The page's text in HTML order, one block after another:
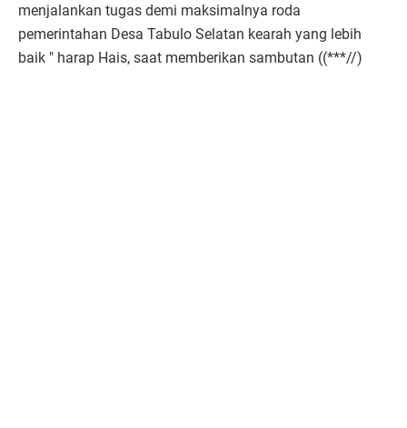
menjalankan tugas demi maksimalnya roda
pemerintahan Desa Tabulo Selatan kearah yang lebih
baik " harap Hais, saat memberikan sambutan ((***//)